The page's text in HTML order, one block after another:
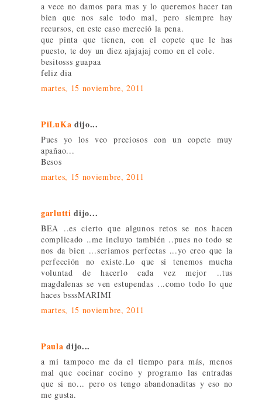
a vece no damos para mas y lo queremos hacer tan
bien que nos sale todo mal, pero siempre hay
recursos, en este caso mereció la pena.
que pinta que tienen, con el copete que le has
puesto, te doy un diez ajajajaj como en el cole.
besitosss guapaa
feliz dia
martes, 15 noviembre, 2011
PiLuKa dijo...
Pues yo los veo preciosos con un copete muy
apañao...
Besos
martes, 15 noviembre, 2011
garlutti dijo...
BEA ..es cierto que algunos retos se nos hacen
complicado ..me incluyo también ..pues no todo se
nos da bien ...seriamos perfectas ...yo creo que la
perfección no existe.Lo que si tenemos mucha
voluntad de hacerlo cada vez mejor ..tus
magdalenas se ven estupendas ...como todo lo que
haces bsssMARIMI
martes, 15 noviembre, 2011
Paula dijo...
a mi tampoco me da el tiempo para más, menos
mal que cocinar cocino y programo las entradas
que si no... pero os tengo abandonaditas y eso no
me gusta.